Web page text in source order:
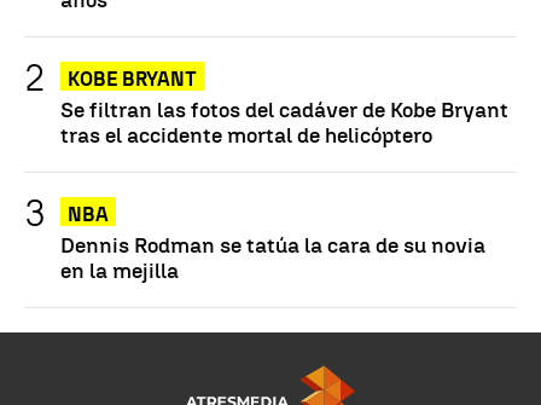
KOBE BRYANT
Se filtran las fotos del cadáver de Kobe Bryant
tras el accidente mortal de helicóptero
NBA
Dennis Rodman se tatúa la cara de su novia
en la mejilla